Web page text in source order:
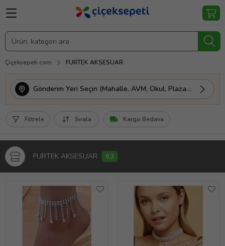
Çiçeksepeti.com FURTEK AKSESUAR
Gönderim Yeri Seçin (Mahalle, AVM, Okul, Plaza vs.)
Filtrele Sırala Kargo Bedava
FURTEK AKSESUAR 9,3